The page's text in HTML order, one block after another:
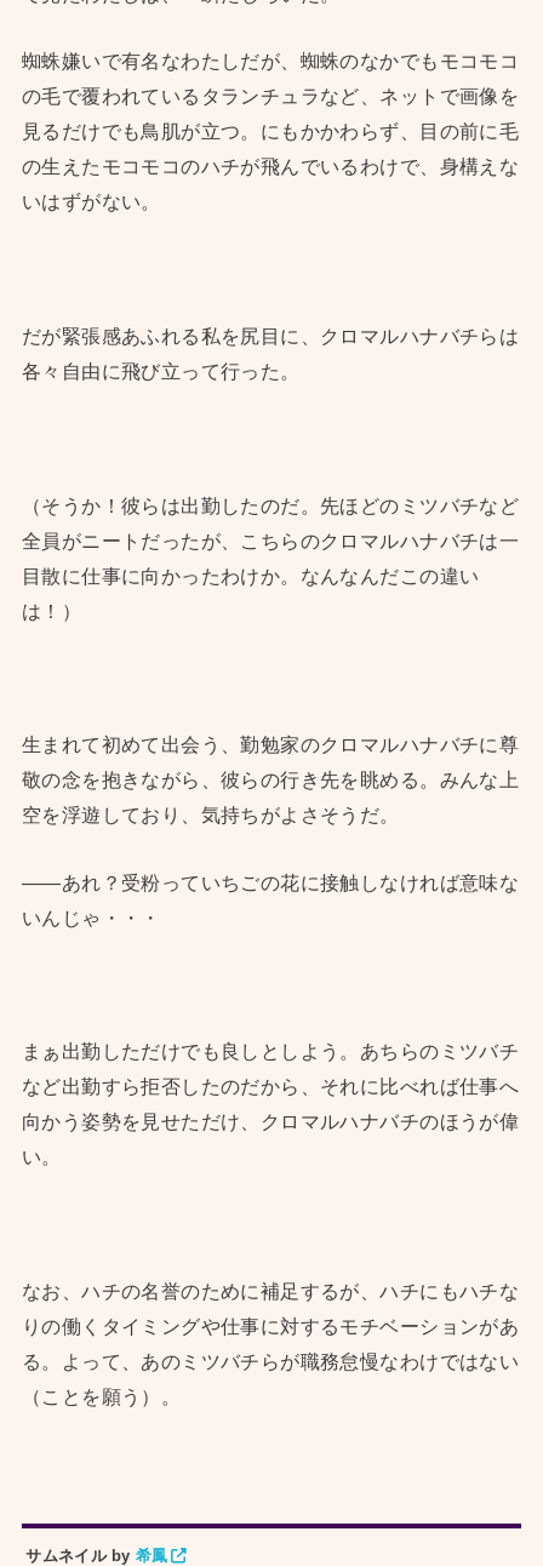
蜘蛛嫌いで有名なわたしだが、蜘蛛のなかでもモコモコ
の毛で覆われているタランチュラなど、ネットで画像を
見るだけでも鳥肌が立つ。にもかかわらず、目の前に毛
の生えたモコモコのハチが飛んでいるわけで、身構えな
いはずがない。
だが緊張感あふれる私を尻目に、クロマルハナバチらは
各々自由に飛び立って行った。
（そうか！彼らは出勤したのだ。先ほどのミツバチなど
全員がニートだったが、こちらのクロマルハナバチは一
目散に仕事に向かったわけか。なんなんだこの違い
は！）
生まれて初めて出会う、勤勉家のクロマルハナバチに尊
敬の念を抱きながら、彼らの行き先を眺める。みんな上
空を浮遊しており、気持ちがよさそうだ。
――あれ？受粉っていちごの花に接触しなければ意味な
いんじゃ・・・
まぁ出勤しただけでも良しとしよう。あちらのミツバチ
など出勤すら拒否したのだから、それに比べれば仕事へ
向かう姿勢を見せただけ、クロマルハナバチのほうが偉
い。
なお、ハチの名誉のために補足するが、ハチにもハチな
りの働くタイミングや仕事に対するモチベーションがあ
る。よって、あのミツバチらが職務怠慢なわけではない
（ことを願う）。
サムネイル by希鳳